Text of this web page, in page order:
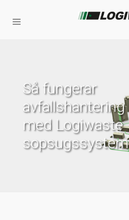
Så fungerar
avfallshantering
med Logiwaste
sopsugssystem